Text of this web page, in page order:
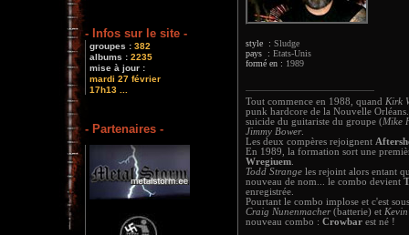
- Infos sur le site -
groupes : 382
albums : 2235
mise à jour :
mardi 27 février
17h13 ...
- Partenaires -
style : Sludge
pays : Etats-Unis
formé en : 1989
Tout commence en 1988, quand Kirk
punk hardcore de la Nouvelle
suicide du guitariste du groupe (Mike
Jimmy Bower.
Les deux compères rejoignent
En 1989, la formation sort une
Wregiuem
Todd Strange les rejoint alors entant
nouveau de nom... le combo devient
enregistrée.
Pourtant le combo implose et c'est
Craig Nunenmacher(batterie) et
nouveau combo : Crowbar est né !